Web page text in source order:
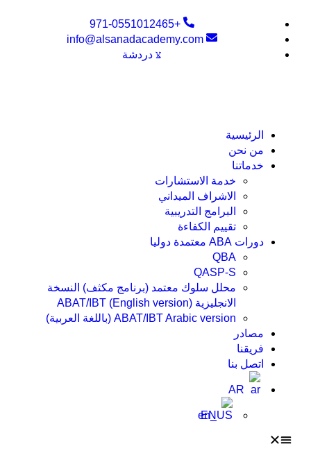
+971-0551012465
info@alsanadacademy.com
دردشة
الرئيسية
من نحن
خدماتنا
خدمة الاستشارات
الاشراف الميداني
البرامج التدريبية
تقييم الكفاءة
دورات ABA معتمدة دوليا
QBA
QASP-S
محلل سلوك معتمد (برنامج مكثف) النسخة
الانجليزية ABAT/IBT (English version)
ABAT/IBT Arabic version (باللغة العربية)
مصادر
فريقنا
اتصل بنا
AR
EN